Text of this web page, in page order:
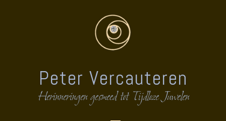
Peter Vercauteren
Herinneringen gesmeed tot Tijdloze Juwelen